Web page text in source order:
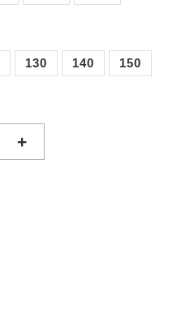
130 140 150
+